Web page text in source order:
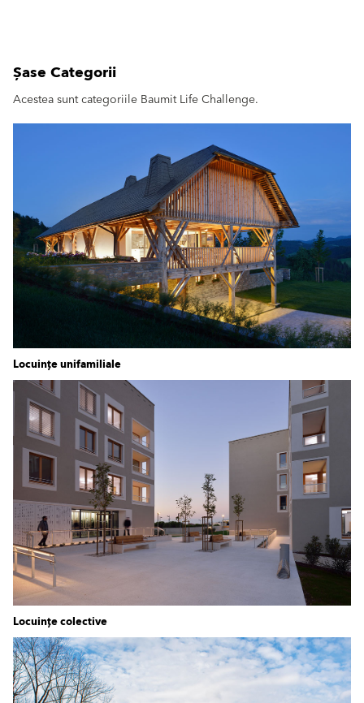
Șase Categorii
Acestea sunt categoriile Baumit Life Challenge.
Locuințe unifamiliale
Locuințe colective